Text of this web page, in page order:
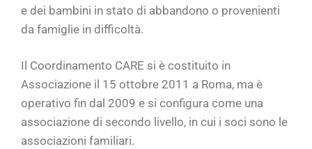
e dei bambini in stato di abbandono o provenienti
da famiglie in difficoltà.
Il Coordinamento CARE si è costituito in
Associazione il 15 ottobre 2011 a Roma, ma è
operativo fin dal 2009 e si configura come una
associazione di secondo livello, in cui i soci sono le
associazioni familiari.